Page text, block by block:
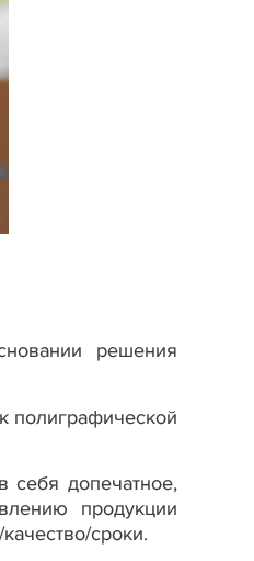
решения
полиграфической
себя допечатное,
продукции
сроки.